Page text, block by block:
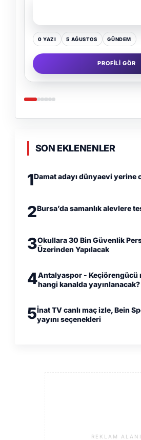
0 YAZI 5 AĞUSTOS GÜNDEM
PROFILI GÖR
SON EKLENENLER
1Damat adayı dünyaevi yerine
2Bursa’da samanlık alevlere
3Okullara 30 Bin Güvenlik
Üzerinden Yapılacak
4Antalyaspor - Keçiörengücü
hangi kanalda yayınlanacak?
5İnat TV canlı maç izle, Bein
yayını seçenekleri
REKLAM ALANI